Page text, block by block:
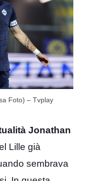
Foto) – Tvplay
Jonathan
Lille già
sembrava